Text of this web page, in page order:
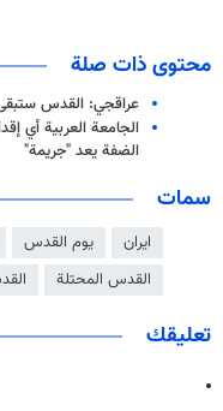
محتوى ذات صلة
عراقجي: القدس
الجامعة العربية أي
الضفة يعد "جريمة"
سمات
ايران يوم القدس
القدس المحتلة
تعليقك